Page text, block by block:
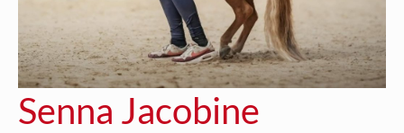
Senna Jacobine